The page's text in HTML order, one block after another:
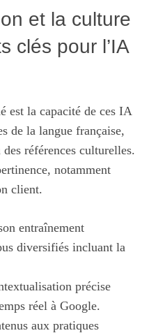
et la culture
clés pour l’IA
est la capacité de ces IA
de la langue française,
références culturelles.
notamment
client.
entraînement
diversifiés incluant la
précise
réel à Google.
aux pratiques